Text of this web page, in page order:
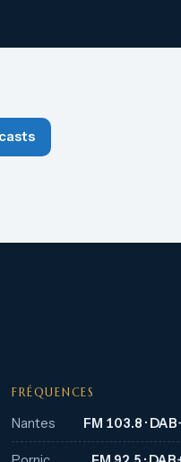
FRÉQUENCES
Nantes FM 103.8 ·